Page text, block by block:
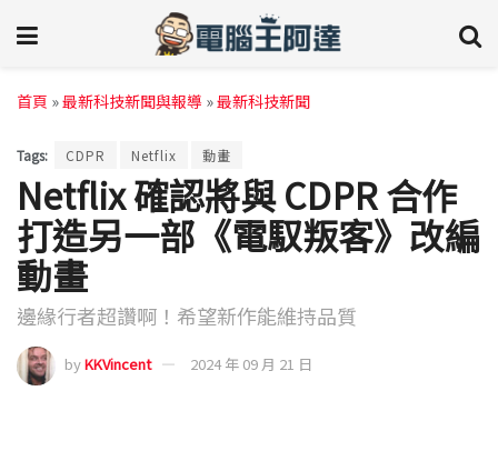
首頁 »最新科技新聞與報導 »最新科技新聞
Tags: CDPR Netflix 動畫
Netflix 確認將與 CDPR 合作
打造另一部《電馭叛客》改編
動畫
邊緣行者超讚啊！希望新作能維持品質
byKKVincent 2024 年 09 月 21 日